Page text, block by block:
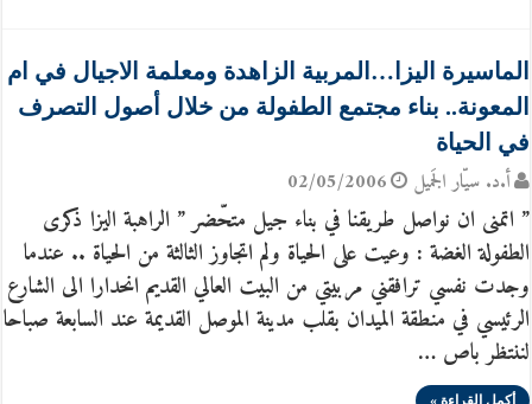
الماسيرة اليزا…المربية الزاهدة ومعلمة الاجيال في ام
المعونة.. بناء مجتمع الطفولة من خلال أصول التصرف
في الحياة
أ.د. سيّار الجَميل 02/05/2006
” اتمنى ان نواصل طريقنا في بناء جيل متحّضر ” الراهبة اليزا ذكرى
الطفولة الغضة : وعيت على الحياة ولم اتجاوز الثالثة من الحياة .. عندما
وجدت نفسي ترافقني مربيتي من البيت العالي القديم انحدارا الى الشارع
الرئيسي في منطقة الميدان بقلب مدينة الموصل القديمة عند السابعة صباحا
لننتظر باص …